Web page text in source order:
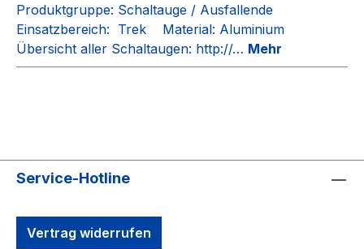
Produktgruppe: Schaltauge / Ausfallende
Einsatzbereich: Trek Material: Aluminium
Übersicht aller Schaltaugen: http://… Mehr
Service-Hotline
Vertrag widerrufen